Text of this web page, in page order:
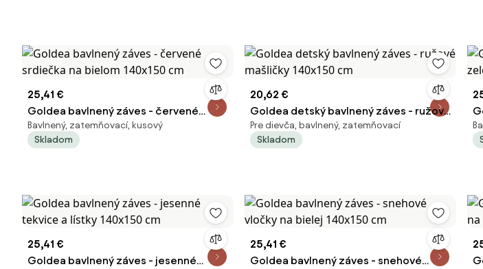
25,41 €
Goldea bavlnený záves - červené
srdiečka na bielom 140x150 cm
Bavlnený, zatemňovací, kusový
Skladom
20,62 €
Goldea detský bavlnený záves - ružové
mašličky 140x150 cm
Pre dievča, bavlnený, zatemňovací
Skladom
25,41 €
Goldea bavlnený záves - jesenné
25,41 €
Goldea bavlnený záves - snehové